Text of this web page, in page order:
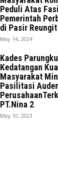
Peduli Atas
Pemerintah
di Pasir
May 14, 2024
Kades
Kedatangan
Masyarakat
Pasilitasi
PT.Nina 2
May 10, 2023